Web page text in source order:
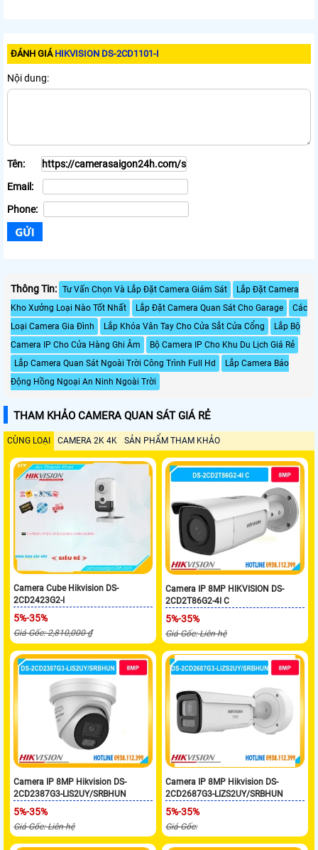
ĐÁNH GIÁ HIKVISION DS-2CD1101-I
Nội dung:
Tên:
Email:
Phone:
Thông Tin: Tư Vấn Chọn Và Lắp Đặt Camera Giám Sát
Lắp Đặt Camera
Kho Xưởng Loại Nào Tốt Nhất
Lắp Đặt Camera Quan Sát Cho Garage
Các
Loại Camera Gia Đình
Lắp Khóa Vân Tay Cho Cửa Sắt Cửa Cổng
Lắp Bộ
Camera IP Cho Cửa Hàng Ghi Âm
Bộ Camera IP Cho Khu Du Lịch Giá Rẻ
Lắp Camera Quan Sát Ngoài Trời Công Trình Full Hd
Lắp Camera Báo
Động Hồng Ngoại An Ninh Ngoài Trời
THAM KHẢO CAMERA QUAN SÁT GIÁ RẺ
CÙNG LOẠI CAMERA 2K 4K SẢN PHẨM THAM KHẢO
Camera Cube Hikvision DS-
2CD2423G2-I
5%-35%
Giá Gốc: 2,810,000 ₫
Camera IP 8MP HIKVISION DS-
2CD2T86G2-4I C
5%-35%
Giá Gốc: Liên hệ
Camera IP 8MP Hikvision DS-
2CD2387G3-LIS2UY/SRBHUN
5%-35%
Giá Gốc: Liên hệ
Camera IP 8MP Hikvision DS-
2CD2687G3-LIZS2UY/SRBHUN
5%-35%
Giá Gốc: